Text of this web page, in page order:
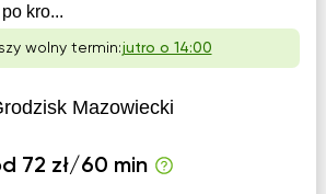
kro...
wolny termin:jutro o 14:00
Mazowiecki
72 zł/60 min